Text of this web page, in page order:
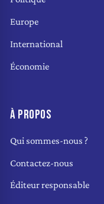
Europe
International
Économie
À PROPOS
Qui sommes-nous ?
Contactez-nous
Éditeur responsable